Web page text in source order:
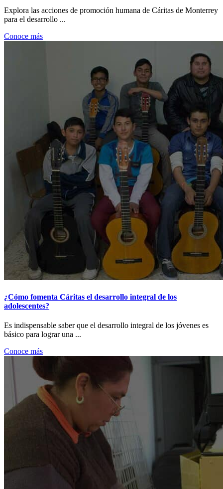
Explora las acciones de promoción humana de Cáritas de Monterrey
para el desarrollo ...
Conoce más
¿Cómo fomenta Cáritas el desarrollo integral de los
adolescentes?
Es indispensable saber que el desarrollo integral de los jóvenes es
básico para lograr una ...
Conoce más